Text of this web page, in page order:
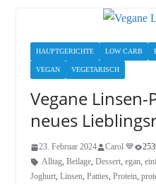
HAUPTGERICHTE LOW CARB
VEGAN VEGETARISCH
Vegane Linsen-
neues
23. Februar 2024 Carol 💙
Alltag, Beilage, Dessert, egan,
Joghurt, Linsen, Patties, Protein,